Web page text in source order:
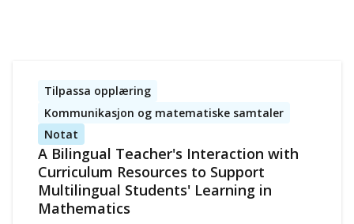
Tilpassa opplæring
Kommunikasjon og matematiske samtaler
Notat
A Bilingual Teacher's Interaction with
Curriculum Resources to Support
Multilingual Students' Learning in
Mathematics